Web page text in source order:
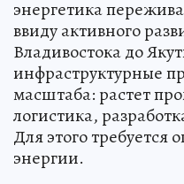
энергетика
ввиду активного
Владивостока до
инфраструктурные
масштаба: растет
логистика,
Для этого требуется
энергии.